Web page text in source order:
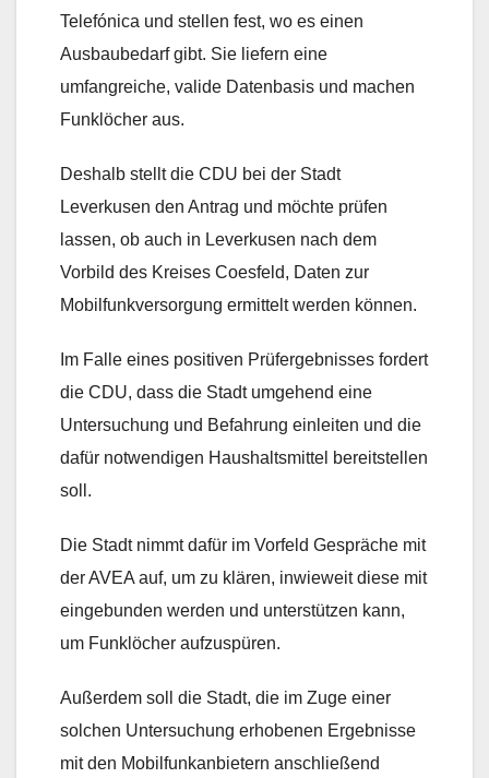
Telefónica und stellen fest, wo es einen
Ausbaubedarf gibt. Sie liefern eine
umfangreiche, valide Datenbasis und machen
Funklöcher aus.
Deshalb stellt die CDU bei der Stadt
Leverkusen den Antrag und möchte prüfen
lassen, ob auch in Leverkusen nach dem
Vorbild des Kreises Coesfeld, Daten zur
Mobilfunkversorgung ermittelt werden können.
Im Falle eines positiven Prüfergebnisses fordert
die CDU, dass die Stadt umgehend eine
Untersuchung und Befahrung einleiten und die
dafür notwendigen Haushaltsmittel bereitstellen
soll.
Die Stadt nimmt dafür im Vorfeld Gespräche mit
der AVEA auf, um zu klären, inwieweit diese mit
eingebunden werden und unterstützen kann,
um Funklöcher aufzuspüren.
Außerdem soll die Stadt, die im Zuge einer
solchen Untersuchung erhobenen Ergebnisse
mit den Mobilfunkanbietern anschließend